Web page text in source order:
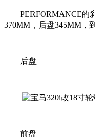
PERFORMANCE的
370MM，后盘345MM，
后盘
前盘